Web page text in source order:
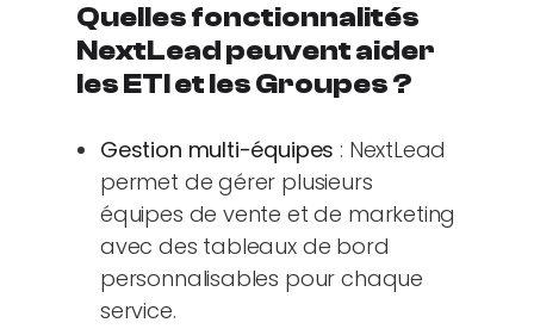
Quelles fonctionnalités
NextLead peuvent aider
les ETI et les Groupes ?
Gestion multi-équipes : NextLead
permet de gérer plusieurs
équipes de vente et de marketing
avec des tableaux de bord
personnalisables pour chaque
service.